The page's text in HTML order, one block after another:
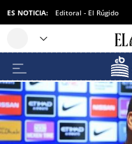
ES NOTICIA: Editoral - El Rúgido